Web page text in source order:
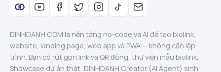
DINHDANH.COM là nền tảng no-code và AI để tạo biolink,
website, landing page, web app và PWA — không cần lập
trình. Bạn có rút gọn link và QR động, thư viện mẫu biolink,
Showcase dự án thật, DINHDANH Creator (AI Agent) sinh